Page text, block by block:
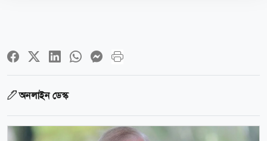
অনলাইন ডেস্ক